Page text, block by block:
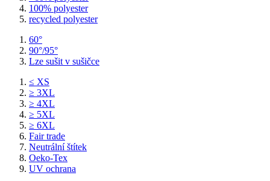
100% polyester
recycled polyester
60°
90°/95°
Lze sušit v sušičce
≤ XS
≥ 3XL
≥ 4XL
≥ 5XL
≥ 6XL
Fair trade
Neutrální štítek
Oeko-Tex
UV ochrana